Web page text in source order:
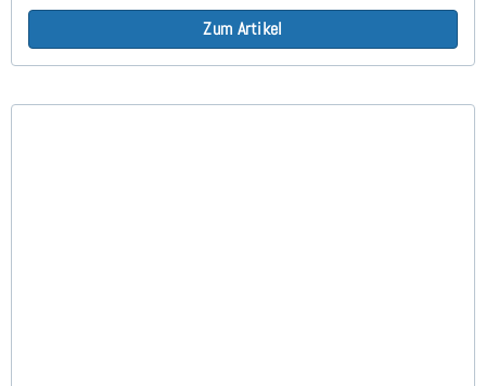
Zum Artikel